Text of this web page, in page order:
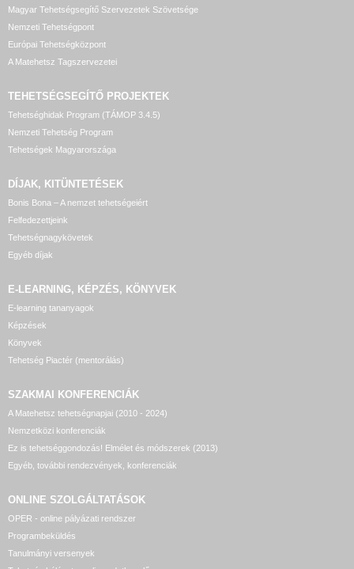
Magyar Tehetségsegítő Szervezetek Szövetsége
Nemzeti Tehetségpont
Európai Tehetségközpont
A Matehetsz Tagszervezetei
TEHETSÉGSEGÍTŐ PROJEKTEK
Tehetséghidak Program (TÁMOP 3.4.5)
Nemzeti Tehetség Program
Tehetségek Magyarországa
DÍJAK, KITÜNTETÉSEK
Bonis Bona – A nemzet tehetségeiért
Felfedezettjeink
Tehetségnagykövetek
Egyéb díjak
E-LEARNING, KÉPZÉS, KÖNYVEK
E-learning tananyagok
Képzések
Könyvek
Tehetség Piactér (mentorálás)
SZAKMAI KONFERENCIÁK
A Matehetsz tehetségnapjai (2010 - 2024)
Nemzetközi konferenciák
Ez is tehetséggondozás! Elmélet és módszerek (2013)
Egyéb, további rendezvények, konferenciák
ONLINE SZOLGÁLTATÁSOK
OPER - online pályázati rendszer
Programbeküldés
Tanulmányi versenyek